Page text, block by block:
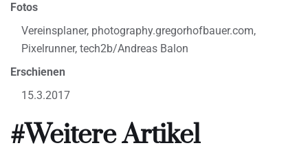
Fotos
Vereinsplaner, photography.gregorhofbauer.com,
Pixelrunner, tech2b/Andreas Balon
Erschienen
15.3.2017
#Weitere Artikel